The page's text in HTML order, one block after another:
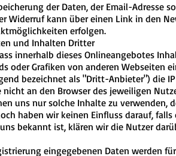
der Daten, der Email-Adresse
Widerruf kann über einen Link in den
erfolgen.
und Inhalten Dritter
innerhalb dieses Onlineangebotes
oder Grafiken von anderen
bezeichnet als "Dritt-Anbieter") die
an den Browser des jeweiligen
uns nur solche Inhalte zu verwenden,
haben wir keinen Einfluss darauf,
bekannt ist, klären wir die Nutzer
eingegebenen Daten werden